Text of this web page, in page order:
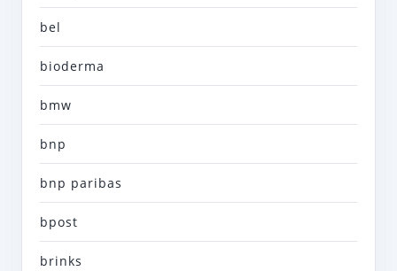
bel
bioderma
bmw
bnp
bnp paribas
bpost
brinks